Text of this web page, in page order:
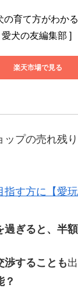
の育て方がわか
愛犬の友編集部 ]
楽天市場で見る
プの売れ残
す方に【愛
ぎると、半
渉することも
？